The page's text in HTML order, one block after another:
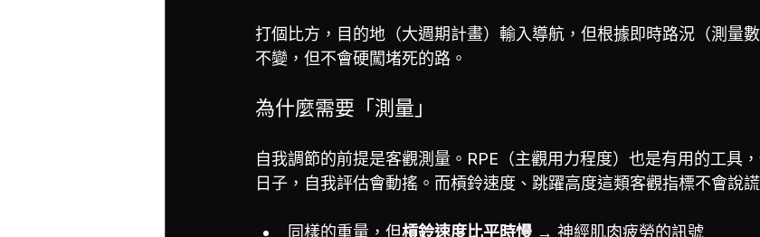
打個比方，目的地（大週期計畫）輸入導航，但根據即時路況（測量
不變，但不會硬闖堵死的路。
為什麼需要「測量」
自我調節的前提是客觀測量。RPE（主觀用力程度）也是有用的工具
日子，自我評估會動搖。而槓鈴速度、跳躍高度這類客觀指標不會說謊
同樣的重量，但槓鈴速度比平時慢 → 神經肌肉疲勞的訊號